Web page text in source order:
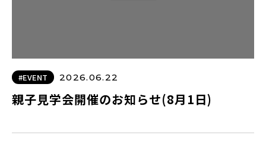
#EVENT 2026.06.22
親子見学会開催のお知らせ(8月1日)